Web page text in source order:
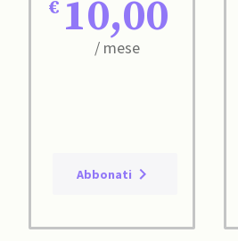
10,00
/ mese
Abbonati